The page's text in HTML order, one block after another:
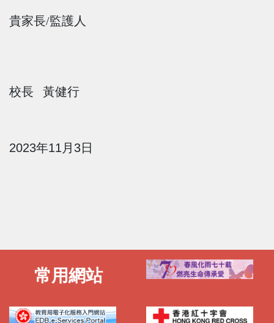
貴家長/監護人
校長 黃健行
2023年11 月 3日
常用網站